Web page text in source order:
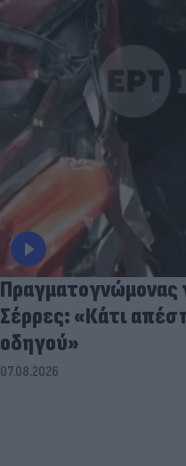
Πραγματογνώμονας
Σέρρες: «Κάτι
οδηγού»
07.08.2026